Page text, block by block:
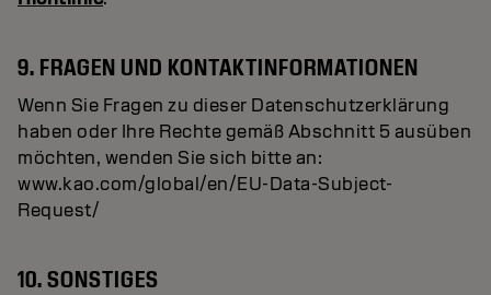
9. FRAGEN UND KONTAKTINFORMATIONEN
Wenn Sie Fragen zu dieser Datenschutzerklärung
haben oder Ihre Rechte gemäß Abschnitt 5 ausüben
möchten, wenden Sie sich bitte an:
www.kao.com/global/en/EU-Data-Subject-
Request/
10. SONSTIGES